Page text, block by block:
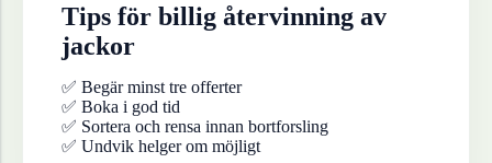
Tips för billig återvinning av
jackor
✅ Begär minst tre offerter
✅ Boka i god tid
✅ Sortera och rensa innan bortforsling
✅ Undvik helger om möjligt